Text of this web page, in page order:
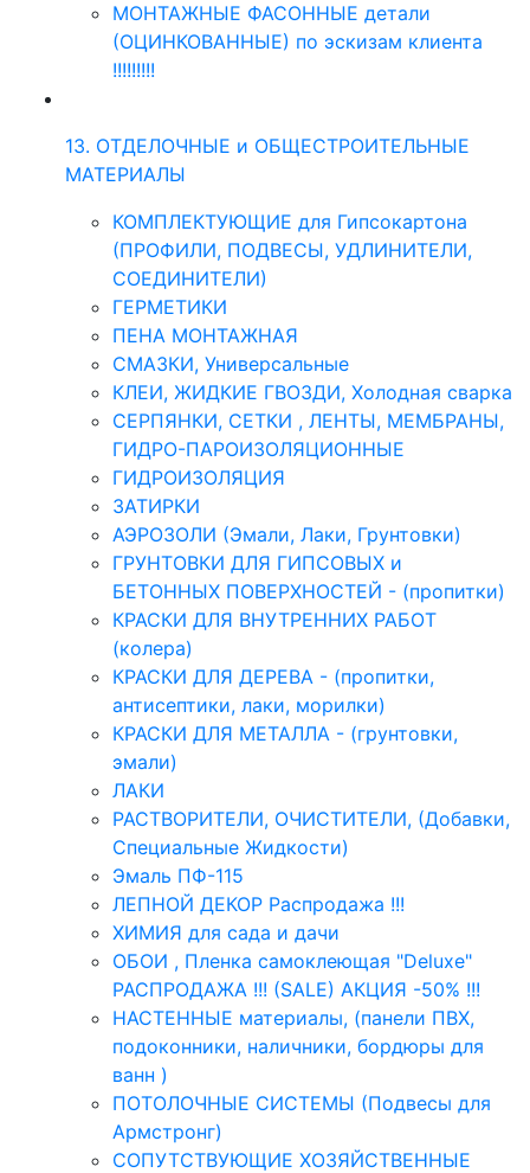
МОНТАЖНЫЕ ФАСОННЫЕ детали
(ОЦИНКОВАННЫЕ) по эскизам клиента
!!!!!!!!!
13. ОТДЕЛОЧНЫЕ и ОБЩЕСТРОИТЕЛЬНЫЕ
МАТЕРИАЛЫ
КОМПЛЕКТУЮЩИЕ для Гипсокартона
(ПРОФИЛИ, ПОДВЕСЫ, УДЛИНИТЕЛИ,
СОЕДИНИТЕЛИ)
ГЕРМЕТИКИ
ПЕНА МОНТАЖНАЯ
СМАЗКИ, Универсальные
КЛЕИ, ЖИДКИЕ ГВОЗДИ, Холодная сварка
СЕРПЯНКИ, СЕТКИ , ЛЕНТЫ, МЕМБРАНЫ,
ГИДРО-ПАРОИЗОЛЯЦИОННЫЕ
ГИДРОИЗОЛЯЦИЯ
ЗАТИРКИ
АЭРОЗОЛИ (Эмали, Лаки, Грунтовки)
ГРУНТОВКИ ДЛЯ ГИПСОВЫХ и
БЕТОННЫХ ПОВЕРХНОСТЕЙ - (пропитки)
КРАСКИ ДЛЯ ВНУТРЕННИХ РАБОТ
(колера)
КРАСКИ ДЛЯ ДЕРЕВА - (пропитки,
антисептики, лаки, морилки)
КРАСКИ ДЛЯ МЕТАЛЛА - (грунтовки,
эмали)
ЛАКИ
РАСТВОРИТЕЛИ, ОЧИСТИТЕЛИ, (Добавки,
Специальные Жидкости)
Эмаль ПФ-115
ЛЕПНОЙ ДЕКОР Распродажа !!!
ХИМИЯ для сада и дачи
ОБОИ , Пленка самоклеющая "Deluxe"
РАСПРОДАЖА !!! (SALE) АКЦИЯ -50% !!!
НАСТЕННЫЕ материалы, (панели ПВХ,
подоконники, наличники, бордюры для
ванн )
ПОТОЛОЧНЫЕ СИСТЕМЫ (Подвесы для
Армстронг)
СОПУТСТВУЮЩИЕ ХОЗЯЙСТВЕННЫЕ